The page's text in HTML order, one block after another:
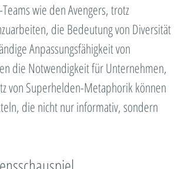
wie den Avengers, trotz
die Bedeutung von Diversität
Anpassungsfähigkeit von
die Notwendigkeit für Unternehmen,
von Superhelden-Metaphorik können
die nicht nur informativ, sondern